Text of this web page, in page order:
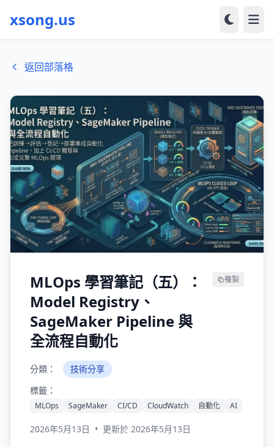
xsong.us
返回部落格
MLOps 學習筆記（五）：
Model Registry、
SageMaker Pipeline 與
全流程自動化
複製
分類：
技術分享
標籤：
MLOps SageMaker CI/CD CloudWatch 自動化 AI
2026年5月13日 • 更新於 2026年5月13日